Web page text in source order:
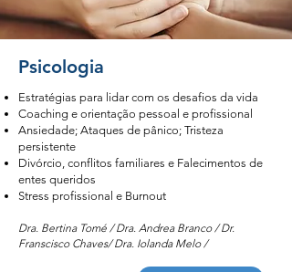
Psicologia
Estratégias para lidar com os desafios da vida
Coaching e orientação pessoal e profissional
Ansiedade; Ataques de pânico; Tristeza
persistente
Divórcio, conflitos familiares e Falecimentos de
entes queridos
Stress profissional e Burnout
Dra. Bertina Tomé / Dra. Andrea Branco / Dr.
Franscisco Chaves/ Dra. Iolanda Melo /